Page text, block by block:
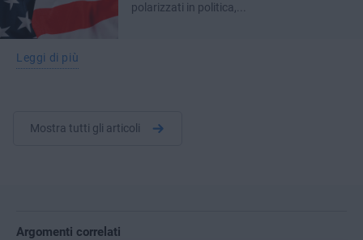
polarizzati in politica,...
Leggi di più
Mostra tutti gli articoli
Argomenti correlati